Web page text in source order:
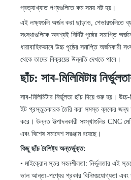
প্রত্যাখ্যাত পণ্যগুলিতে কম সময় নষ্ট হয়।
এই লক্ষ্যগুলি অর্জন করা ছাড়াও, পেভারগুলিতে
সংস্থাগুলিকে অবশ্যই নির্দিষ্ট পৃষ্ঠের সমাপ্তি
ধারাবাহিকভাবে উচ্চ পৃষ্ঠের সমাপ্তি অর্জনকারী
থেকে তাদের বিক্রয়ের উন্নতি দেখতে পাবে।
ছাঁচ: সাব-মিলিমিটার
সাব-মিলিমিটার নির্ভুলতা ছাঁচ দিয়ে শুরু হয়।
ইট প্রস্তুতকারক তৈরি করা সমস্ত ব্লকের জন্য
করে। উন্নত উত্পাদনকারী সংস্থাগুলির CNC
এবং বিশেষ সমাবেশ সরঞ্জাম রয়েছে।
কিছু ছাঁচ বৈশিষ্ট্য অন্তর্ভুক্ত:
• মাইক্রোন স্তর সহনশীলতা: নির্ভুলতার এই
ভাল আন্তঃ-পণ্যের প্রকার বিনিময়যোগ্যতা এবং